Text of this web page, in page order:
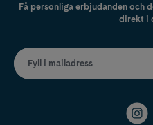
Få personliga erbjudanden och
direkt i
Fyll i mailadress